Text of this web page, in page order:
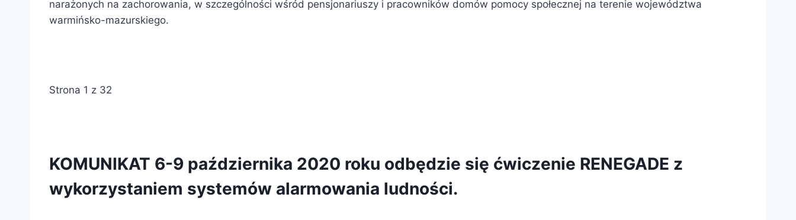
narażonych na zachorowania, w szczególności wśród pensjonariuszy i pracowników domów pomocy społecznej na terenie województwa
warmińsko-mazurskiego.
Strona 1 z 32
KOMUNIKAT 6-9 października 2020 roku odbędzie się ćwiczenie RENEGADE z
wykorzystaniem systemów alarmowania ludności.